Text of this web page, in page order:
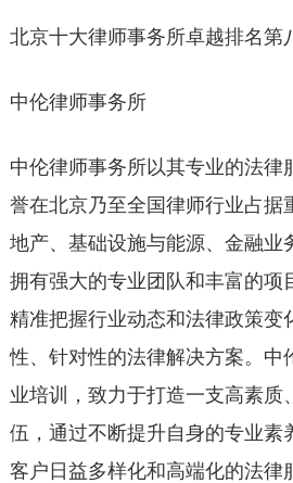
北京十大律师事务所卓越排名第
中伦律师事务所
中伦律师事务所以其专业的法律
誉在北京乃至全国律师行业占据
地产、基础设施与能源、金融业
拥有强大的专业团队和丰富的项
精准把握行业动态和法律政策变
性、针对性的法律解决方案。中
业培训，致力于打造一支高素质
伍，通过不断提升自身的专业素
客户日益多样化和高端化的法律